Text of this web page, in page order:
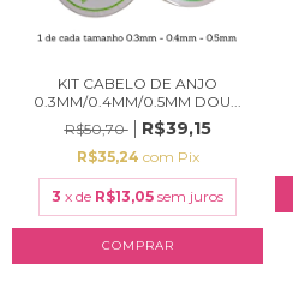
KIT CABELO DE ANJO
0.3MM/0.4MM/0.5MM DOU...
R$50,70
R$39,15
R$35,24 com Pix
3 x de R$13,05 sem juros